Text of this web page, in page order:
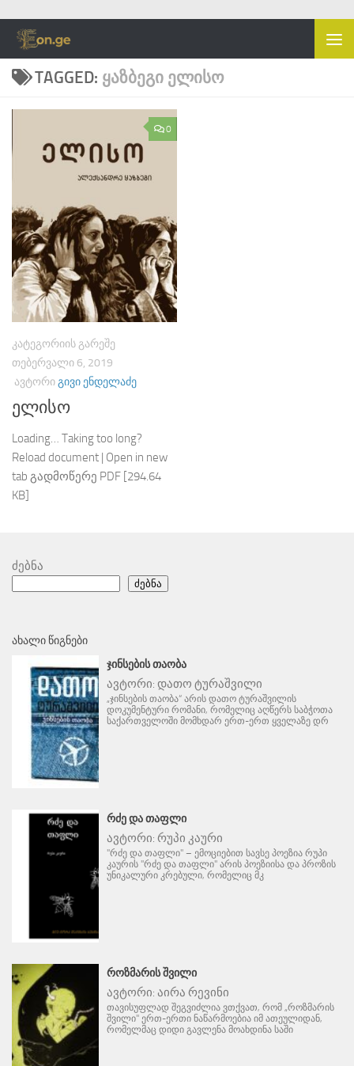
Skip to content
TAGGED: ᲧᲐᲖᲑᲔᲒᲘ ᲔᲚᲘᲡᲝ
0
ᲙᲐᲢᲔᲒᲝᲠᲘᲘᲡ ᲒᲐᲠᲔᲨᲔ
ᲗᲔᲑᲔᲠᲕᲐᲚᲘ 6, 2019
ᲐᲕᲢᲝᲠᲘᲒᲘᲕᲘ ᲔᲜᲓᲔᲚᲐᲫᲔ
ელისო
Loading… Taking too long?
Reload document | Open in new
tab გადმოწერე PDF [294.64
KB]
ძებნა
ძებნა
ᲐᲮᲐᲚᲘ ᲬᲘᲒᲜᲔᲑᲘ
ᲯᲘᲜᲡᲔᲑᲘᲡ ᲗᲐᲝᲑᲐ
ავტორი: დათო ტურაშვილი
„ჯინსების თაობა“ არის დათო ტურაშვილის
დოკუმენტური რომანი, რომელიც აღწერს საბჭოთა
საქართველოში მომხდარ ერთ-ერთ ყველაზე დრ
ᲠᲫᲔ ᲓᲐ ᲗᲐᲤᲚᲘ
ავტორი: რუპი კაური
"რძე და თაფლი" – ემოციებით სავსე პოეზია რუპი
კაურის "რძე და თაფლი" არის პოეზიისა და პროზის
უნიკალური კრებული, რომელიც მკ
ᲠᲝᲖᲛᲐᲠᲘᲡ ᲨᲕᲘᲚᲘ
ავტორი: აირა რევინი
თავისუფლად შეგვიძლია ვთქვათ, რომ „როზმარის
შვილი" ერთ-ერთი ნაწარმოებია იმ ათეულიდან,
რომელმაც დიდი გავლენა მოახდინა საში